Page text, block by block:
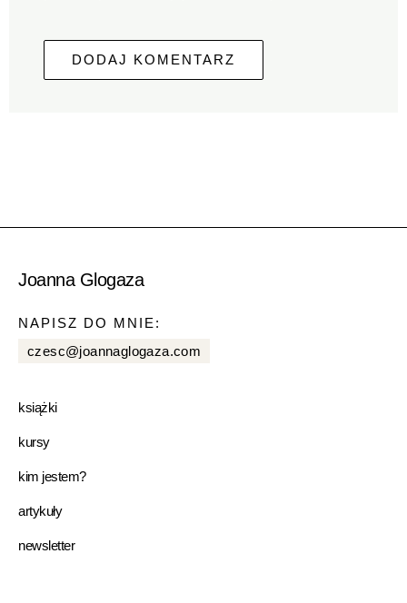
Joanna Glogaza
NAPISZ DO MNIE:
czesc@joannaglogaza.com
książki
kursy
kim jestem?
artykuły
newsletter